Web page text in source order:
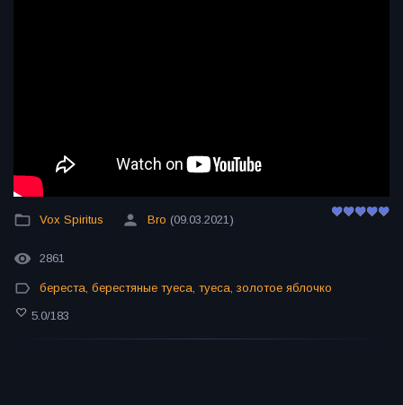
Vox Spiritus Bro (09.03.2021)
2861
береста, берестяные туеса, туеса, золотое яблочко
5.0/183